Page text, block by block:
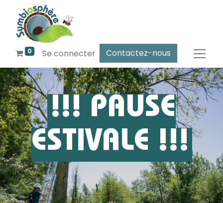
0 Se connecter Contactez-nous
!!! PAUSE
ESTIVALE !!!